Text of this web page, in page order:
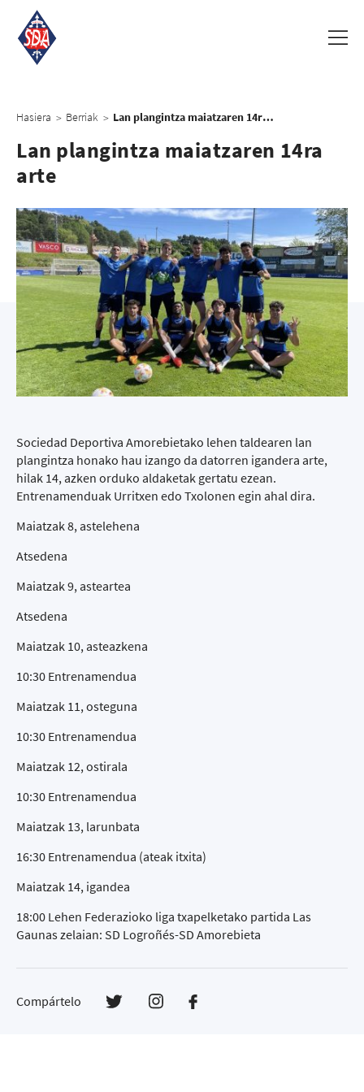
Hasiera > Berriak > Lan plangintza maiatzaren 14ra arte
Lan plangintza maiatzaren 14ra
arte
Sociedad Deportiva Amorebietako lehen taldearen lan
plangintza honako hau izango da datorren igandera arte,
hilak 14, azken orduko aldaketak gertatu ezean.
Entrenamenduak Urritxen edo Txolonen egin ahal dira.
Maiatzak 8, astelehena
Atsedena
Maiatzak 9, asteartea
Atsedena
Maiatzak 10, asteazkena
10:30 Entrenamendua
Maiatzak 11, osteguna
10:30 Entrenamendua
Maiatzak 12, ostirala
10:30 Entrenamendua
Maiatzak 13, larunbata
16:30 Entrenamendua (ateak itxita)
Maiatzak 14, igandea
18:00 Lehen Federazioko liga txapelketako partida Las
Gaunas zelaian: SD Logroñés-SD Amorebieta
Compártelo